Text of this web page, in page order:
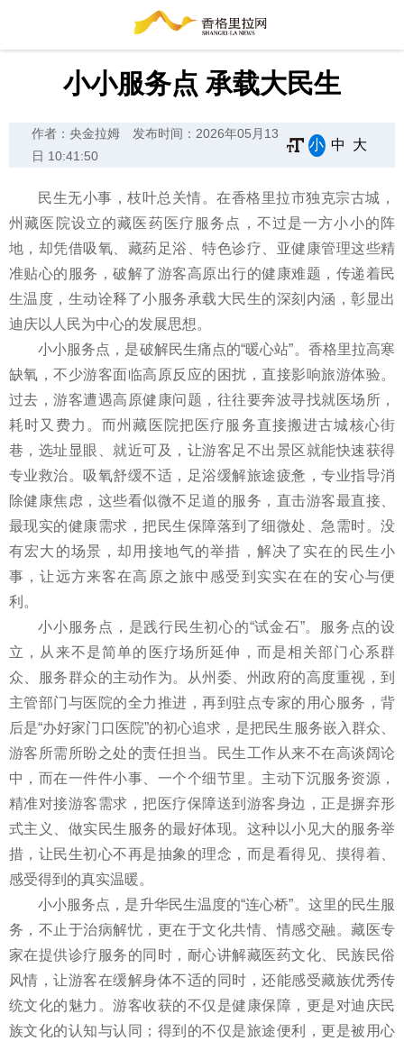
小小服务点 承载大民生
作者：央金拉姆
发布时间：2026年05月13
日 10:41:50
小 中 大
民生无小事，枝叶总关情。在香格里拉市独克宗古城，
州藏医院设立的藏医药医疗服务点，不过是一方小小的阵
地，却凭借吸氧、藏药足浴、特色诊疗、亚健康管理这些精
准贴心的服务，破解了游客高原出行的健康难题，传递着民
生温度，生动诠释了小服务承载大民生的深刻内涵，彰显出
迪庆以人民为中心的发展思想。
小小服务点，是破解民生痛点的“暖心站”。香格里拉高寒
缺氧，不少游客面临高原反应的困扰，直接影响旅游体验。
过去，游客遭遇高原健康问题，往往要奔波寻找就医场所，
耗时又费力。而州藏医院把医疗服务直接搬进古城核心街
巷，选址显眼、就近可及，让游客足不出景区就能快速获得
专业救治。吸氧舒缓不适，足浴缓解旅途疲惫，专业指导消
除健康焦虑，这些看似微不足道的服务，直击游客最直接、
最现实的健康需求，把民生保障落到了细微处、急需时。没
有宏大的场景，却用接地气的举措，解决了实在的民生小
事，让远方来客在高原之旅中感受到实实在在的安心与便
利。
小小服务点，是践行民生初心的“试金石”。服务点的设
立，从来不是简单的医疗场所延伸，而是相关部门心系群
众、服务群众的主动作为。从州委、州政府的高度重视，到
主管部门与医院的全力推进，再到驻点专家的用心服务，背
后是“办好家门口医院”的初心追求，是把民生服务嵌入群众、
游客所需所盼之处的责任担当。民生工作从来不在高谈阔论
中，而在一件件小事、一个个细节里。主动下沉服务资源，
精准对接游客需求，把医疗保障送到游客身边，正是摒弃形
式主义、做实民生服务的最好体现。这种以小见大的服务举
措，让民生初心不再是抽象的理念，而是看得见、摸得着、
感受得到的真实温暖。
小小服务点，是升华民生温度的“连心桥”。这里的民生服
务，不止于治病解忧，更在于文化共情、情感交融。藏医专
家在提供诊疗服务的同时，耐心讲解藏医药文化、民族民俗
风情，让游客在缓解身体不适的同时，还能感受藏族优秀传
统文化的魅力。游客收获的不仅是健康保障，更是对迪庆民
族文化的认知与认同；得到的不仅是旅途便利，更是被用心